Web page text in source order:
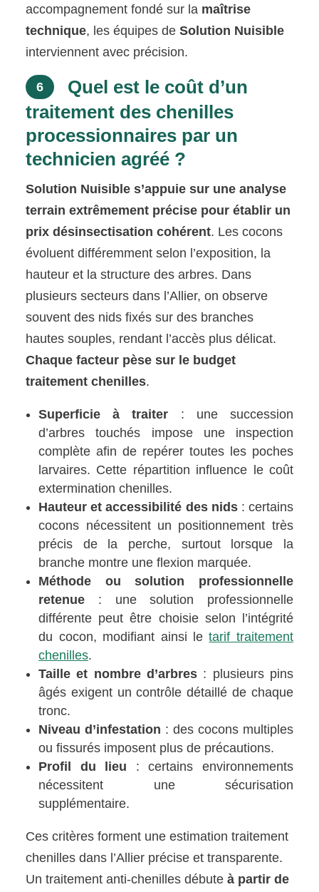
accompagnement fondé sur la maîtrise
technique, les équipes deSolution Nuisible
interviennent avec précision.
6
Quel est le coût d’un
traitement des chenilles
processionnaires par un
technicien agréé ?
Solution Nuisible s’appuie sur une analyse
terrain extrêmement précise pour établir un
prix désinsectisation cohérent. Les cocons
évoluent différemment selon l’exposition, la
hauteur et la structure des arbres. Dans
plusieurs secteurs dans l’Allier, on observe
souvent des nids fixés sur des branches
hautes souples, rendant l’accès plus délicat.
Chaque facteur pèse sur le budget
traitement chenilles.
Superficie à traiter : une succession
d’arbres touchés impose une inspection
complète afin de repérer toutes les poches
larvaires. Cette répartition influence le coût
extermination chenilles.
Hauteur et accessibilité des nids: certains
cocons nécessitent un positionnement très
précis de la perche, surtout lorsque la
branche montre une flexion marquée.
Méthode ou solution professionnelle
retenue : une solution professionnelle
différente peut être choisie selon l’intégrité
du cocon, modifiant ainsi letarif traitement
chenilles.
Taille et nombre d’arbres : plusieurs pins
âgés exigent un contrôle détaillé de chaque
tronc.
Niveau d’infestation : des cocons multiples
ou fissurés imposent plus de précautions.
Profil du lieu : certains environnements
nécessitent une sécurisation
supplémentaire.
Ces critères forment une estimation traitement
chenilles dans l’Allier précise et transparente.
Un traitement anti-chenilles débuteà partir de